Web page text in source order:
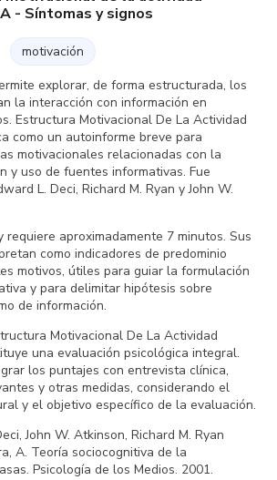
- Síntomas y signos
motivación
explorar, de forma estructurada, los
la interacción con información en
Estructura Motivacional De La Actividad
como un autoinforme breve para
motivacionales relacionadas con la
y uso de fuentes informativas. Fue
L. Deci, Richard M. Ryan y John W.
requiere aproximadamente 7 minutos. Sus
como indicadores de predominio
motivos, útiles para guiar la formulación
y para delimitar hipótesis sobre
de información.
Motivacional De La Actividad
una evaluación psicológica integral.
los puntajes con entrevista clínica,
y otras medidas, considerando el
y el objetivo específico de la evaluación.
John W. Atkinson, Richard M. Ryan
A. Teoría sociocognitiva de la
Psicología de los Medios. 2001.